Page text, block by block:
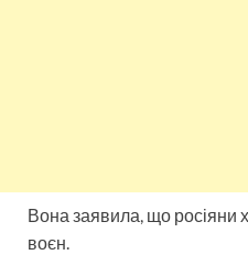
Вона заявила, що росіяни
воєн.